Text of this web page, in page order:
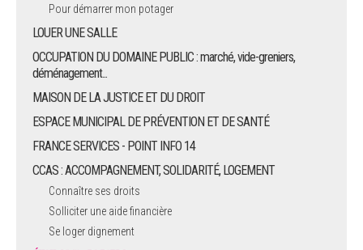
Pour démarrer mon potager
LOUER UNE SALLE
OCCUPATION DU DOMAINE PUBLIC : marché, vide-greniers,
déménagement...
MAISON DE LA JUSTICE ET DU DROIT
ESPACE MUNICIPAL DE PRÉVENTION ET DE SANTÉ
FRANCE SERVICES - POINT INFO 14
CCAS : ACCOMPAGNEMENT, SOLIDARITÉ, LOGEMENT
Connaître ses droits
Solliciter une aide financière
Se loger dignement